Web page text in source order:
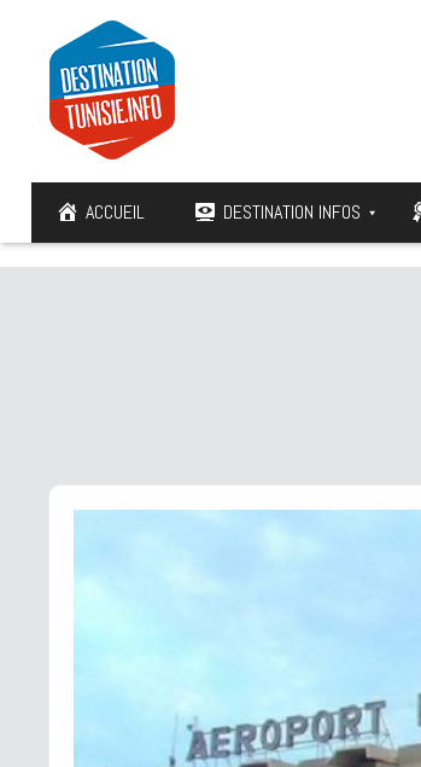
ACCUEIL DESTINATION INFOS